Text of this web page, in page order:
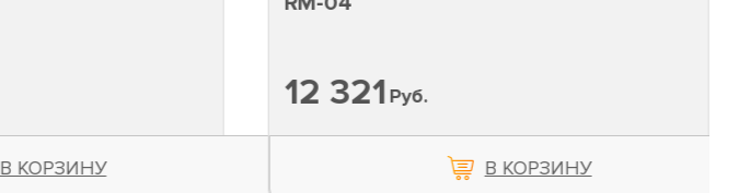
В КОРЗИНУ
12 321Руб.
В КОРЗИНУ